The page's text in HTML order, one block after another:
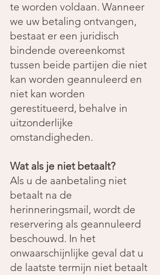
te worden voldaan. Wanneer
we uw betaling ontvangen,
bestaat er een juridisch
bindende overeenkomst
tussen beide partijen die niet
kan worden geannuleerd en
niet kan worden
gerestitueerd, behalve in
uitzonderlijke
omstandigheden.
Wat als je niet betaalt?
Als u de aanbetaling niet
betaalt na de
herinneringsmail, wordt de
reservering als geannuleerd
beschouwd. In het
onwaarschijnlijke geval dat u
de laatste termijn niet betaalt